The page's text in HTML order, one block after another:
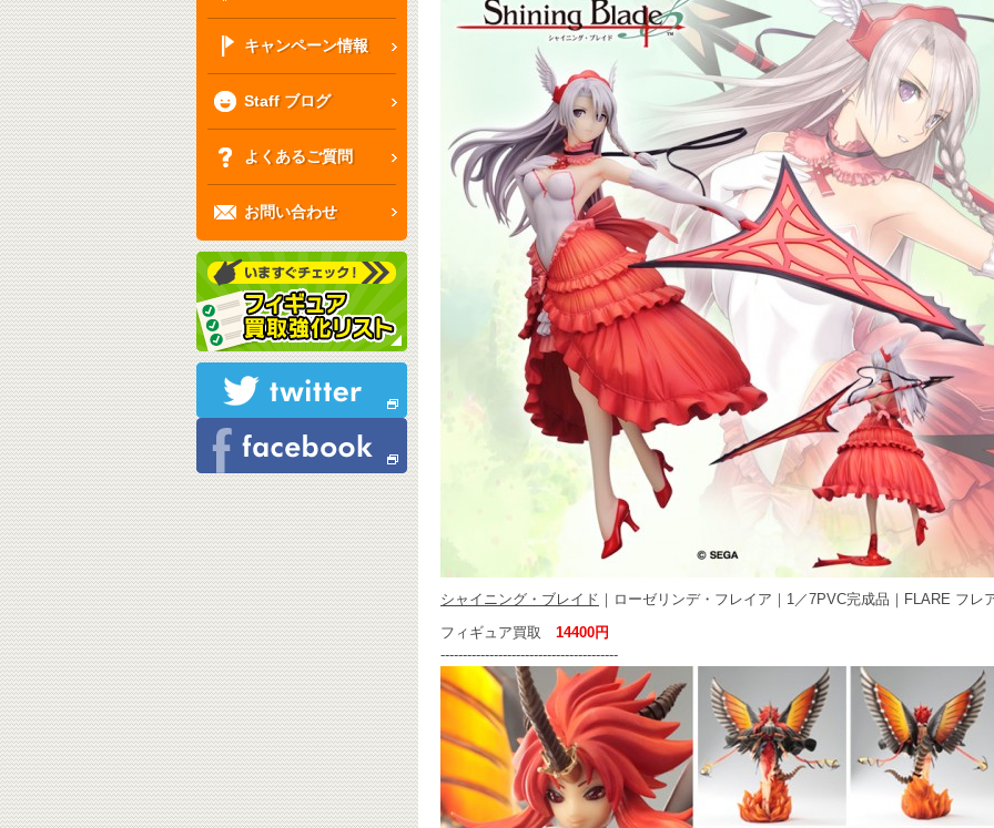
キャンペーン情報
Staff ブログ
よくあるご質問
お問い合わせ
シャイニング・ブレイド ｜ローゼリンデ・フレイア｜1／7PVC完成品｜FLARE フレ
フィギュア買取 14400円
----------------------------------------